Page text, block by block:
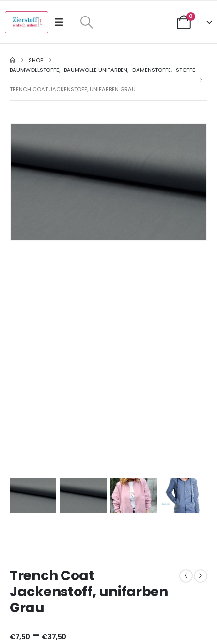
0
SHOP
BAUMWOLLSTOFFE, BAUMWOLLE UNIFARBEN, DAMENSTOFFE, STOFFE
TRENCH COAT JACKENSTOFF, UNIFARBEN GRAU
Trench Coat
Jackenstoff, unifarben
Grau
€7,50 – €37,50